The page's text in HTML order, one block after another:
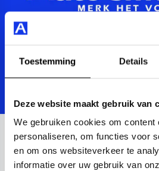
Toestemming Details
Deze website maakt gebruik van
We gebruiken cookies om content
personaliseren, om functies voor
en om ons websiteverkeer te
informatie over uw gebruik van
Audi A3
Sportback 40 TFSIe Advanced